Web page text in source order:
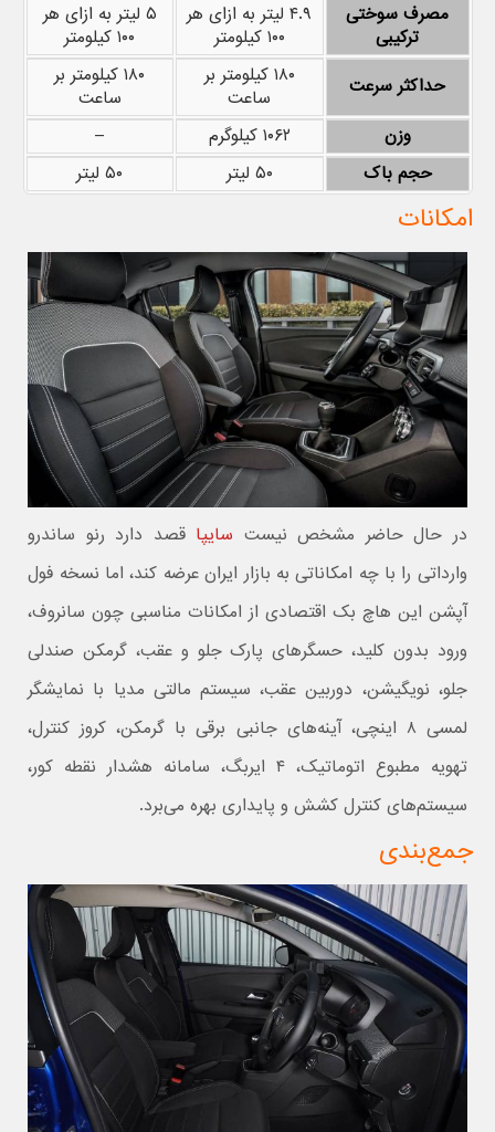
مصرف سوختی
ترکیبی
۴.۹ لیتر به ازای هر
۱۰۰ کیلومتر
۵ لیتر به ازای هر
۱۰۰ کیلومتر
حداکثر سرعت
۱۸۰ کیلومتر بر
ساعت
۱۸۰ کیلومتر بر
ساعت
وزن
۱۰۶۲ کیلوگرم
–
حجم باک
۵۰ لیتر ۵۰ لیتر
امکانات
در حال حاضر مشخص نیست سایپا قصد دارد رنو ساندرو
وارداتی را با چه امکاناتی به بازار ایران عرضه کند، اما نسخه فول
آپشن این هاچ بک اقتصادی از امکانات مناسبی چون سانروف،
ورود بدون کلید، حسگرهای پارک جلو و عقب، گرمکن صندلی
جلو، نویگیشن، دوربین عقب، سیستم مالتی مدیا با نمایشگر
لمسی ۸ اینچی، آینه‌های جانبی برقی با گرمکن، کروز کنترل،
تهویه مطبوع اتوماتیک، ۴ ایربگ، سامانه هشدار نقطه کور،
سیستم‌های کنترل کشش و پایداری بهره می‌برد.
جمع‌بندی